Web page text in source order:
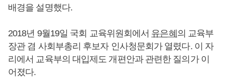
배경을 설명했다.
2018년 9월19일 국회 교육위원회에서 유은혜의 교육부
장관 겸 사회부총리 후보자 인사청문회가 열렸다. 이 자
리에서 교육부의 대입제도 개편안과 관련한 질의가 이
어졌다.